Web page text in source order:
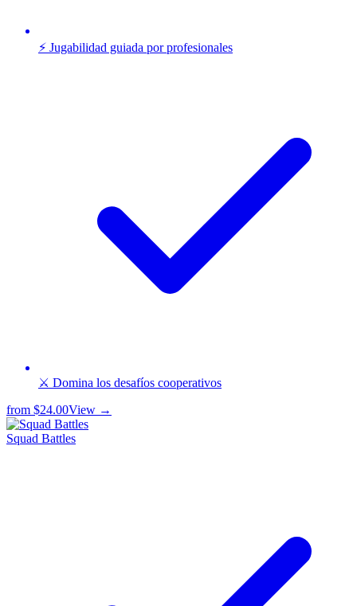
⚡ Jugabilidad guiada por profesionales
⚔️ Domina los desafíos cooperativos
from $24.00View →
Squad Battles